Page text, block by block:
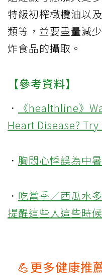
特級初榨橄欖油以
類等，並要盡量減
炸食品的攝取。
【參考資料】
．
《healthline》
Heart Disease?
． 胸悶心悸誤為中
． 吃當季／西瓜水
提醒這些人這些時
💪更多健康推